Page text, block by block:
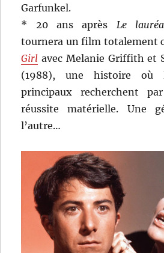
Garfunkel.
* 20 ans après Le
tournera un film totalement
Girl avec Melanie Griffith et
(1988), une histoire où
principaux recherchent
réussite matérielle. Une
l’autre…